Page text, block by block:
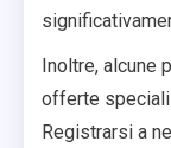
Inoltre, alcune
offerte
Registrarsi a